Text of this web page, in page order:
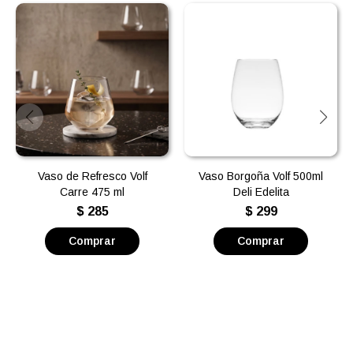
Vaso de Refresco Volf
Carre 475 ml
$ 285
Vaso Borgoña Volf 500ml
Deli Edelita
$ 299